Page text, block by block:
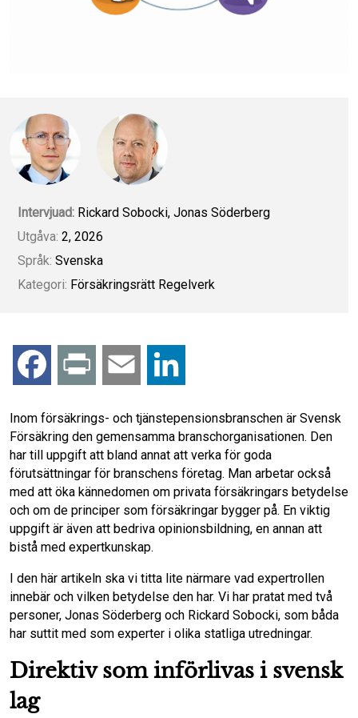
Intervjuad: Rickard Sobocki, Jonas Söderberg
Utgåva: 2, 2026
Språk: Svenska
Kategori: Försäkringsrätt Regelverk
c
e
b
o
o
k
i
n
t
a
i
l
n
k
e
I
n
Inom försäkrings- och tjänstepensionsbranschen är Svensk
Försäkring den gemensamma branschorganisationen. Den
har till uppgift att bland annat att verka för goda
förutsättningar för branschens företag. Man arbetar också
med att öka kännedomen om privata försäkringars betydelse
och om de principer som försäkringar bygger på. En viktig
uppgift är även att bedriva opinionsbildning, en annan att
bistå med expertkunskap.
I den här artikeln ska vi titta lite närmare vad expertrollen
innebär och vilken betydelse den har. Vi har pratat med två
personer, Jonas Söderberg och Rickard Sobocki, som båda
har suttit med som experter i olika statliga utredningar.
Direktiv som införlivas i svensk
lag